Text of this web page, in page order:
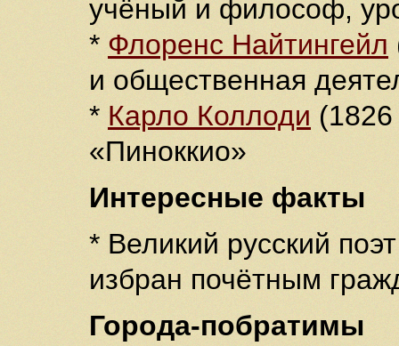
учёный и философ,
* Флоренс Найтингейл
и общественная
* Карло Коллоди
«Пиноккио»
Интересные факты
* Великий русский
избран почётным
Города-побратимы